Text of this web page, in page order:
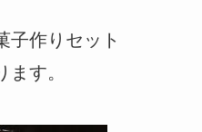
子作りセット
す。